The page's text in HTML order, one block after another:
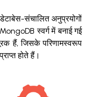
संचालित अनुप्रयोगों
स्वर्ग में बनाई गई
हैं, जिसके परिणामस्वरूप
होते हैं।